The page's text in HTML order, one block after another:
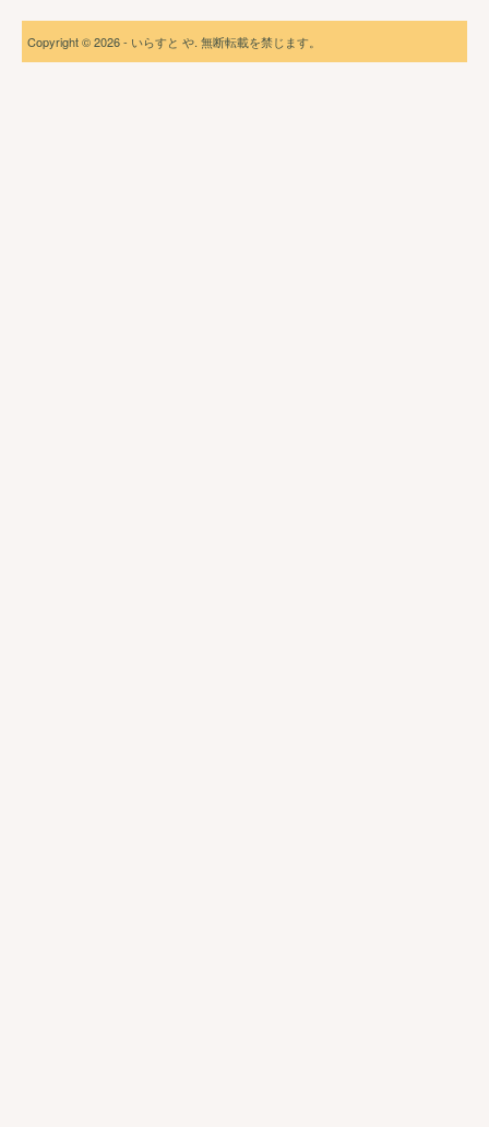
Copyright © 2026 - いらすと や. 無断転載を禁じます。